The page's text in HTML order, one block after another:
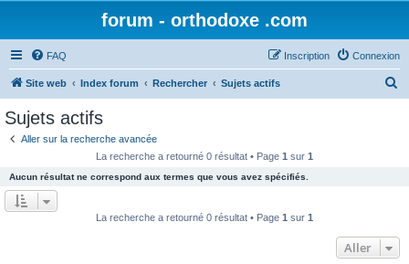
forum - orthodoxe .com
FAQ Connexion
Inscription
Site web Index forum Rechercher Sujets actifs
e
Sujets actifs
Aller sur la recherche avancée
La recherche a retourné 0 résultat • Page 1 sur 1
Aucun résultat ne correspond aux termes que vous avez spécifiés.
La recherche a retourné 0 résultat • Page 1 sur 1
Aller